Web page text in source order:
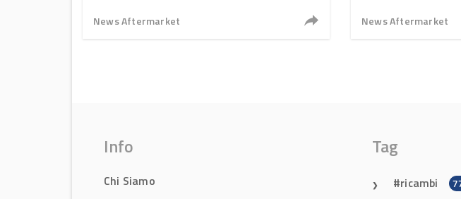
News Aftermarket News Aftermarket
Info
Chi Siamo
Tag
ricambi